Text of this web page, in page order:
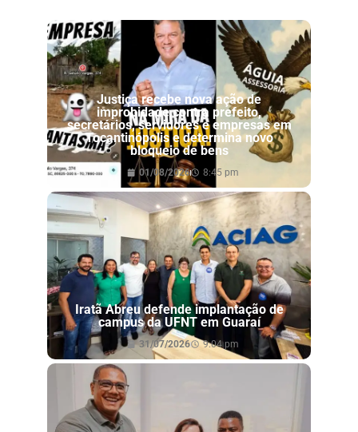
Justiça recebe nova ação de
improbidade contra prefeito,
secretários, servidores e empresas em
Tocantinópolis e determina novo
bloqueio de bens
01/08/2026 8:45 pm
Iratã Abreu defende implantação de
campus da UFNT em Guaraí
31/07/2026 9:04 pm